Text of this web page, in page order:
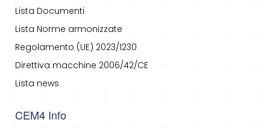
Lista Documenti
Lista Norme armonizzate
Regolamento (UE) 2023/1230
Direttiva macchine 2006/42/CE
Lista news
CEM4 Info